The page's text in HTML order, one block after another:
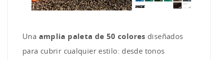
Una amplia paleta de 50 colores diseñados
para cubrir cualquier estilo: desde tonos